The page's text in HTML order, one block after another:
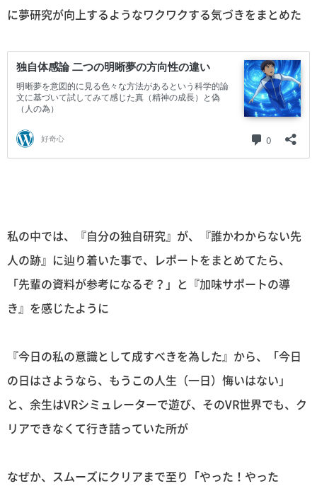
に夢研究が向上するようなワクワクする気づきをまとめた
私の中では、『自分の独自研究』が、『誰かわからない先
人の跡』に辿り着いた事で、レポートをまとめてたら、
「先輩の資料が参考になるぞ？」と『加味サポートの導
き』を感じたように
『今日の私の意識として成すべきを為した』から、「今日
の日はさようなら、もうこの人生（一日）悔いはない」
と、余生はVRシミュレーターで遊び、そのVR世界でも、ク
リアできなくて行き詰っていた所が
なぜか、スムーズにクリアまで至り「やった！やった